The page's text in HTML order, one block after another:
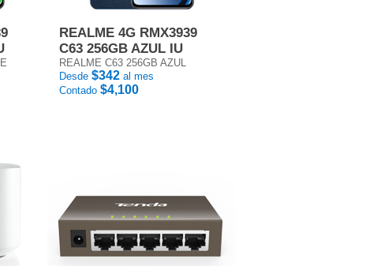
REALME 4G RMX3939
C63 256GB AZUL IU
REALME C63 256GB AZUL
Desde $342 al mes
Contado $4,100